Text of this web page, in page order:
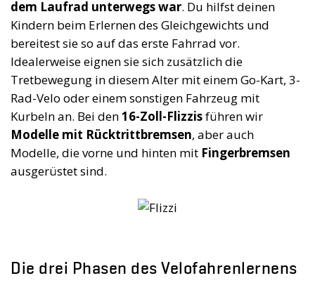
dem Laufrad unterwegs war. Du hilfst deinen
Kindern beim Erlernen des Gleichgewichts und
bereitest sie so auf das erste Fahrrad vor.
Idealerweise eignen sie sich zusätzlich die
Tretbewegung in diesem Alter mit einem Go-Kart, 3-
Rad-Velo oder einem sonstigen Fahrzeug mit
Kurbeln an. Bei den16-Zoll-Flizzisführen wir
Modelle mit Rücktrittbremsen, aber auch
Modelle, die vorne und hinten mit Fingerbremsen
ausgerüstet sind.
Die drei Phasen des Velofahrenlernens